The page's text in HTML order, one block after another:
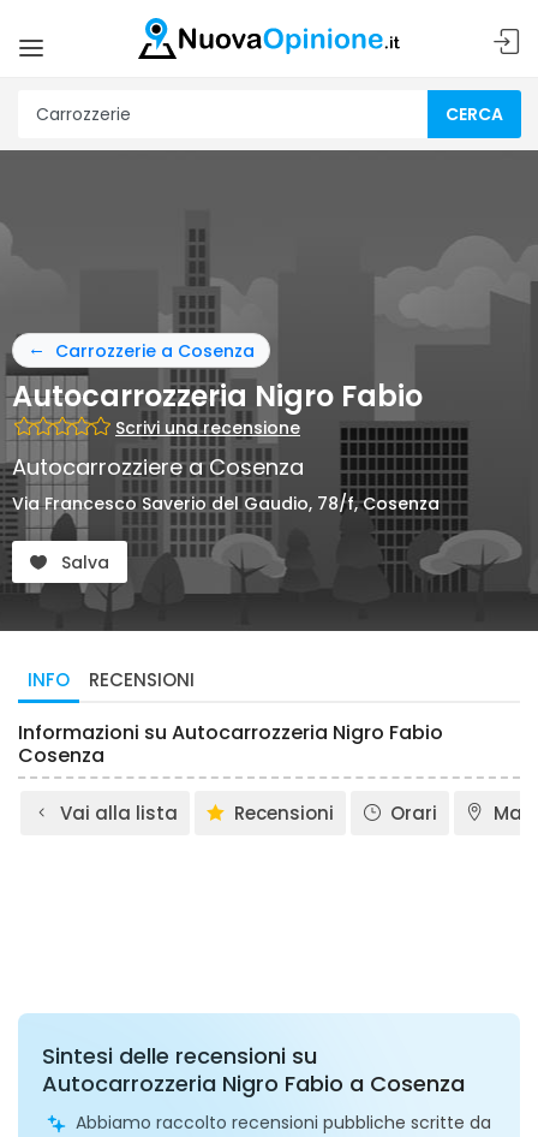
CERCA
Carrozzerie a Cosenza
Autocarrozzeria Nigro Fabio
Scrivi una recensione
Autocarrozziere a Cosenza
Via Francesco Saverio del Gaudio, 78/f, Cosenza
Salva
INFO RECENSIONI
Informazioni su Autocarrozzeria Nigro Fabio
Cosenza
Vai alla lista Recensioni Orari
Sintesi delle recensioni su
Autocarrozzeria Nigro Fabio a Cosenza
Abbiamo raccolto recensioni pubbliche scritte da